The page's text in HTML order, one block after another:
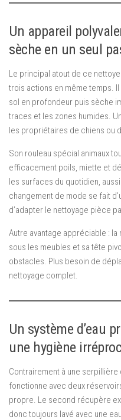
Un appareil
sèche en un seul
Le principal atout de ce
trois actions en même temps.
sol en profondeur puis sèche
traces et les zones humides.
les propriétaires de chiens ou
Son rouleau spécial animaux
efficacement poils, miette et
les surfaces du quotidien,
changement de mode se fait
d’adapter le nettoyage pièce
Autre avantage appréciable :
sous les meubles et sa tête
obstacles. Plus besoin de
nettoyage complet.
Un système d’eau
une hygiène
Contrairement à une
fonctionne avec deux
propre. Le second récupère
donc toujours lavé avec une